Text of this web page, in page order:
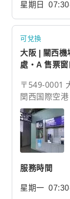
星期日
可兌換
大阪 | 關西機
處・A 售票窗
〒549-0001
関西国際空港
服務時間
星期一